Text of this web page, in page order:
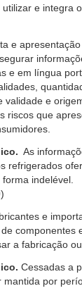
e integra
e
e em língua
validade e
riscos que
As
refrigerados
forma
e
componentes
a fabricação
Cessadas a
por